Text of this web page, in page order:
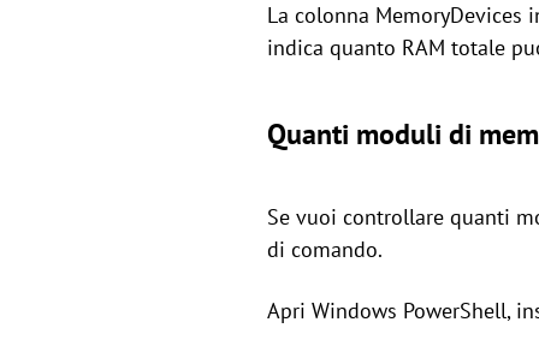
La colonna
indica quanto RAM totale
Quanti moduli di
Se vuoi controllare quanti
di comando.
Apri Windows PowerShell,